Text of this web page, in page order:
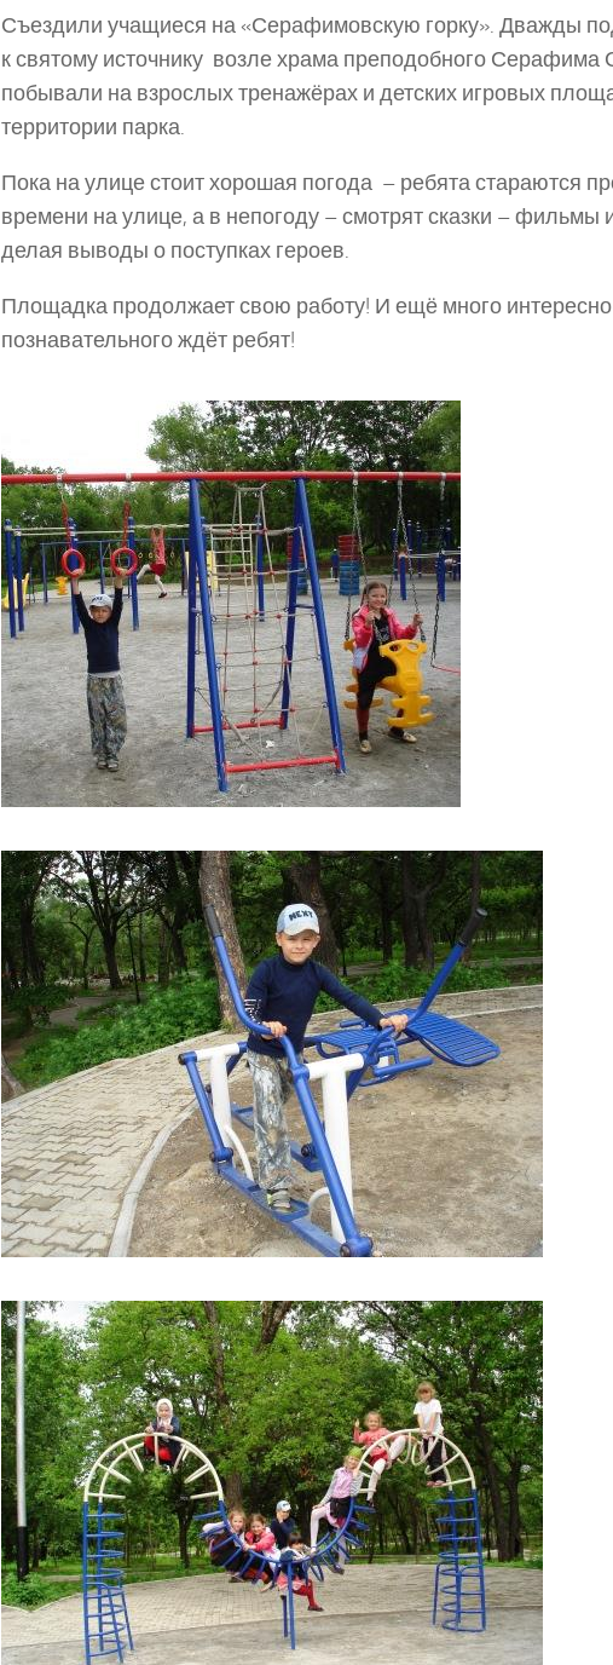
Съездили учащиеся на «Серафимовскую горку». Дважды
к святому источнику возле храма преподобного Серафима
побывали на взрослых тренажёрах и детских игровых
территории парка.
Пока на улице стоит хорошая погода – ребята стараются
времени на улице, а в непогоду – смотрят сказки – фильмы
делая выводы о поступках героев.
Площадка продолжает свою работу! И ещё много
познавательного ждёт ребят!